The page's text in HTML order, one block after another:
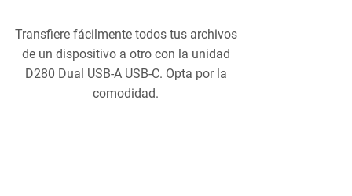
Transfiere fácilmente todos tus archivos
de un dispositivo a otro con la unidad
D280 Dual USB-A USB-C. Opta por la
comodidad.